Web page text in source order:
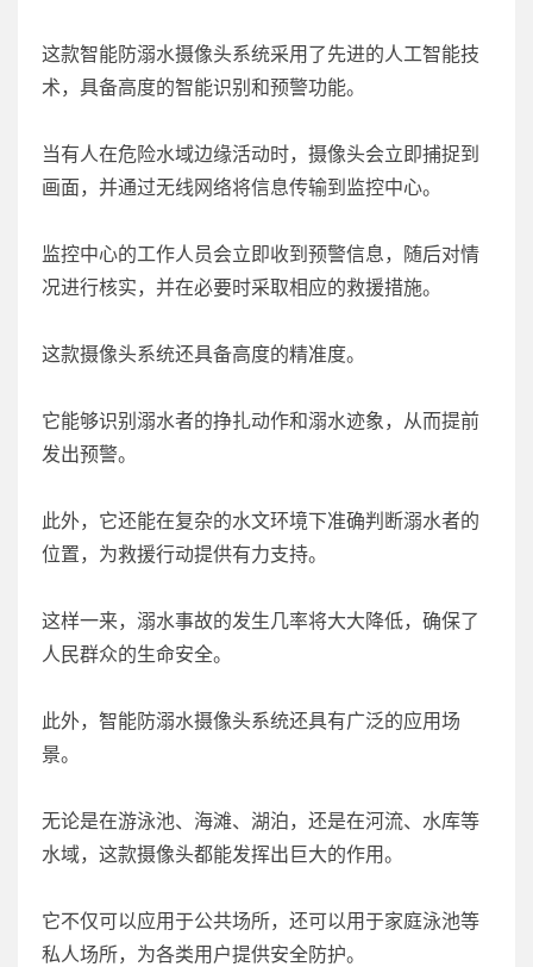
这款智能防溺水摄像头系统采用了先进的人工智能技
术，具备高度的智能识别和预警功能。
当有人在危险水域边缘活动时，摄像头会立即捕捉到
画面，并通过无线网络将信息传输到监控中心。
监控中心的工作人员会立即收到预警信息，随后对情
况进行核实，并在必要时采取相应的救援措施。
这款摄像头系统还具备高度的精准度。
它能够识别溺水者的挣扎动作和溺水迹象，从而提前
发出预警。
此外，它还能在复杂的水文环境下准确判断溺水者的
位置，为救援行动提供有力支持。
这样一来，溺水事故的发生几率将大大降低，确保了
人民群众的生命安全。
此外，智能防溺水摄像头系统还具有广泛的应用场
景。
无论是在游泳池、海滩、湖泊，还是在河流、水库等
水域，这款摄像头都能发挥出巨大的作用。
它不仅可以应用于公共场所，还可以用于家庭泳池等
私人场所，为各类用户提供安全防护。